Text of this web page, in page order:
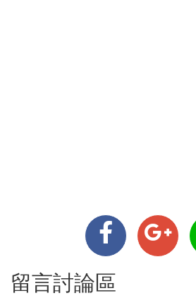
留言討論區